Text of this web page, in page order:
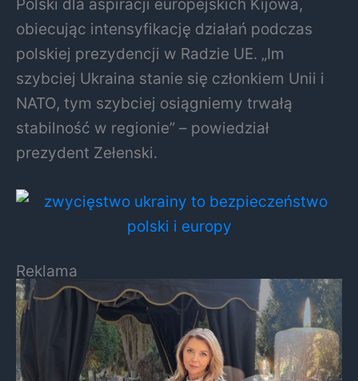
obiecując intensyfikację działań podczas
polskiej prezydencji w Radzie UE. „Im
szybciej Ukraina stanie się członkiem Unii i
NATO, tym szybciej osiągniemy trwałą
stabilność w regionie” – powiedział
prezydent Zełenski.
Reklama